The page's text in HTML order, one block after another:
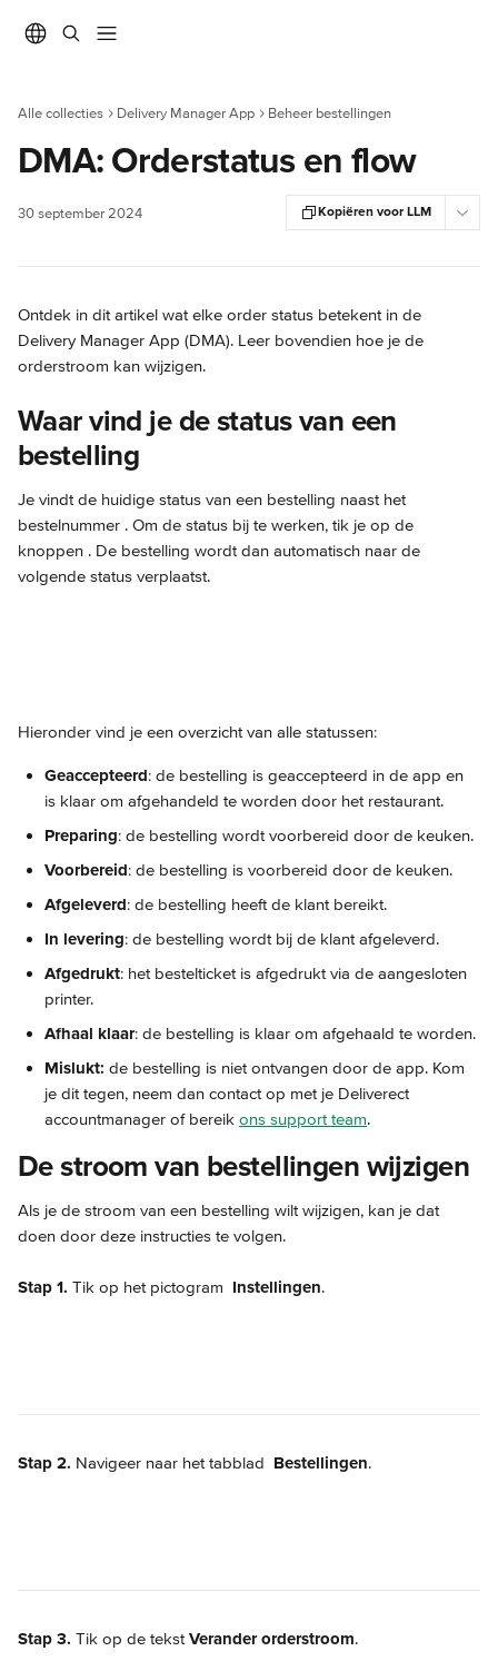
Alle collecties Delivery Manager App Beheer bestellingen
DMA: Orderstatus en flow
30 september 2024 Kopiëren voor LLM
Ontdek in dit artikel wat elke order status betekent in de
Delivery Manager App (DMA). Leer bovendien hoe je de
orderstroom kan wijzigen.
Waar vind je de status van een
bestelling
Je vindt de huidige status van een bestelling naast het
bestelnummer . Om de status bij te werken, tik je op de
knoppen . De bestelling wordt dan automatisch naar de
volgende status verplaatst.
Hieronder vind je een overzicht van alle statussen:
Geaccepteerd: de bestelling is geaccepteerd in de app en
is klaar om afgehandeld te worden door het restaurant.
Preparing: de bestelling wordt voorbereid door de keuken.
Voorbereid: de bestelling is voorbereid door de keuken.
Afgeleverd: de bestelling heeft de klant bereikt.
In levering: de bestelling wordt bij de klant afgeleverd.
Afgedrukt: het bestelticket is afgedrukt via de aangesloten
printer.
Afhaal klaar: de bestelling is klaar om afgehaald te worden.
Mislukt: de bestelling is niet ontvangen door de app. Kom
je dit tegen, neem dan contact op met je Deliverect
accountmanager of bereik ons support team.
De stroom van bestellingen wijzigen
Als je de stroom van een bestelling wilt wijzigen, kan je dat
doen door deze instructies te volgen.
Stap 1. Tik op het pictogram Instellingen.
Stap 2. Navigeer naar het tabblad Bestellingen.
Stap 3. Tik op de tekst Verander orderstroom.